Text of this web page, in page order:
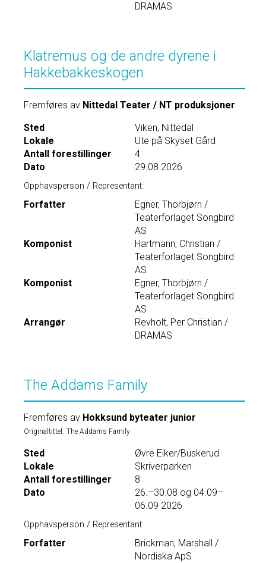
DRAMAS
Klatremus og de andre dyrene i
Hakkebakkeskogen
Fremføres av Nittedal Teater / NT produksjoner
Sted
Viken, Nittedal
Lokale
Ute på Skyset Gård
Antall forestillinger
4
Dato
29.08.2026
Opphavsperson / Representant:
Forfatter
Egner, Thorbjørn /
Teaterforlaget Songbird
AS
Komponist
Hartmann, Christian /
Teaterforlaget Songbird
AS
Komponist
Egner, Thorbjørn /
Teaterforlaget Songbird
AS
Arrangør
Revholt, Per Christian /
DRAMAS
The Addams Family
Fremføres av Hokksund byteater junior
Originaltittel: The Addams Family
Sted
Øvre Eiker/Buskerud
Lokale
Skriverparken
Antall forestillinger
8
Dato
26.–30.08 og 04.09–
06.09 2026
Opphavsperson / Representant:
Forfatter
Brickman, Marshall /
Nordiska ApS